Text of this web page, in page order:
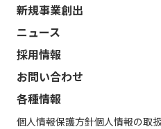
新規事業創出
ニュース
採用情報
お問い合わせ
各種情報
個人情報保護方針個人情報の取